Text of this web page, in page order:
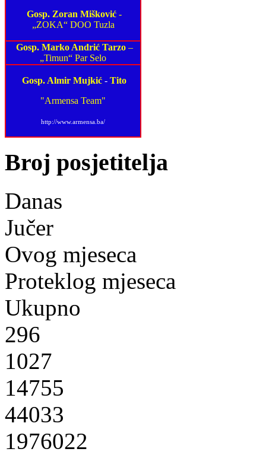
Gosp. Zoran Mišković -
„ZOKA“ DOO Tuzla
Gosp. Marko Andrić Tarzo–
„Timun“ Par Selo
Gosp. Almir Mujkić - Tito
"Armensa Team"
http://www.armensa.ba/
Broj posjetitelja
Danas
Jučer
Ovog mjeseca
Proteklog mjeseca
Ukupno
296
1027
14755
44033
1976022